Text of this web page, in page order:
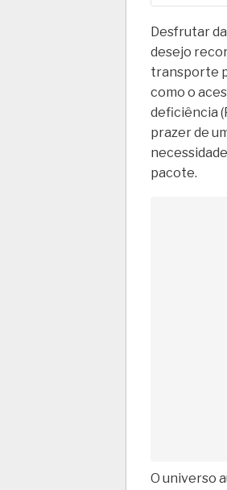
Desfrutar
desejo
transporte
como o
deficiência
prazer de
pacote.
O universo